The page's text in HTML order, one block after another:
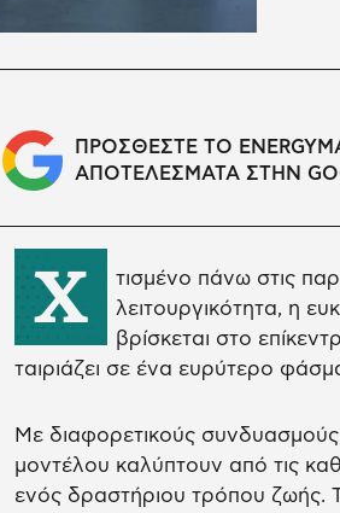
ΠΡΟΣΘΕΣΤΕ ΤΟ
ΑΠΟΤΕΛΕΣΜΑΤΑ ΣΤΗΝ
Χ
τισμένο πάνω στις
λειτουργικότητα, η
βρίσκεται στο
ταιριάζει σε ένα ευρύτερο
Με διαφορετικούς συνδυασμούς
μοντέλου καλύπτουν από τις
ενός δραστήριου τρόπου ζωής.